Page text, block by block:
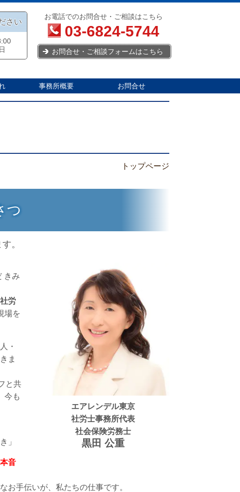
さい
お電話でのお問合せ・ご相談はこちら
03-6824-5744
お問合せ・ご相談フォームはこちら
事務所概要 お問合せ
トップページ
つ
。
エアレンデル東京
社労士事務所代表
社会保険労務士
黒田 公重
きみ
社労
場を
・
ま
と共
今も
」
音
お手伝いが、私たちの仕事です。